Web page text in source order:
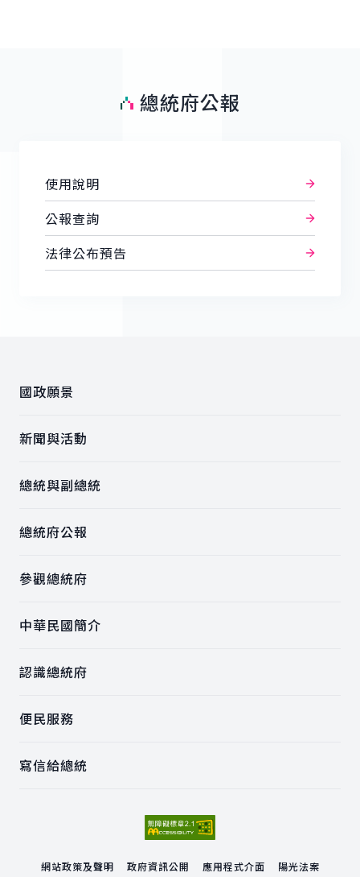
總統府公報
使用說明
公報查詢
法律公布預告
國政願景
新聞與活動
總統與副總統
總統府公報
參觀總統府
中華民國簡介
認識總統府
便民服務
寫信給總統
網站政策及聲明 政府資訊公開 應用程式介面 陽光法案